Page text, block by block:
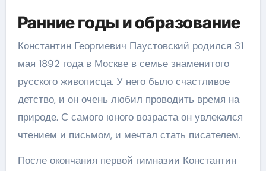
Ранние годы и образование
Константин Георгиевич Паустовский родился 31
мая 1892 года в Москве в семье знаменитого
русского живописца. У него было счастливое
детство, и он очень любил проводить время на
природе. С самого юного возраста он увлекался
чтением и письмом, и мечтал стать писателем.
После окончания первой гимназии Константин